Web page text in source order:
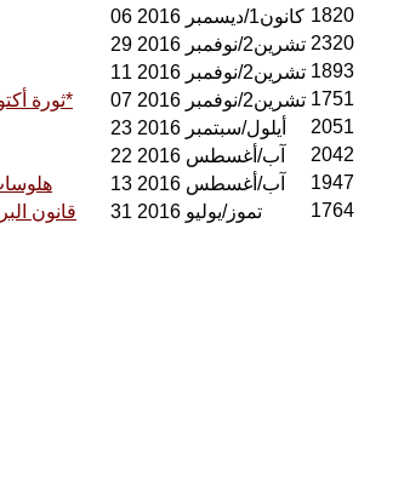
06 كانون1/ديسمبر 2016 1820
29 تشرين2/نوفمبر 2016 2320
11 تشرين2/نوفمبر 2016 1893
ثورة أكتوبر البلشفية 1917 / ودُقّتْ لها الأجراس!!! / عبدالجبارنوري*
07 تشرين2/نوفمبر 2016 1751
23 أيلول/سبتمبر 2016
2051
22 آب/أغسطس 2016
2042
13 آب/أغسطس 2016
1947
قانون
31 تموز/يوليو 2016 1764